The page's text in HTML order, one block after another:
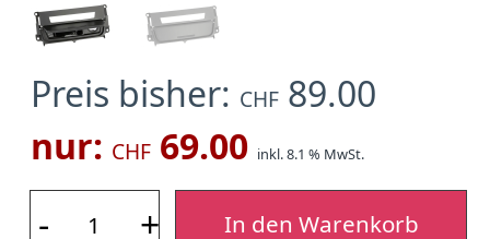
Preis bisher: CHF 89.00
nur: CHF 69.00 inkl. 8.1 % MwSt.
- + In den Warenkorb